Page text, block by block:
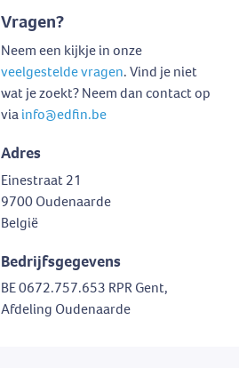
Vragen?
Neem een kijkje in onze
veelgestelde vragen. Vind je niet
wat je zoekt? Neem dan contact op
viainfo@edfin.be
Adres
Einestraat 21
9700 Oudenaarde
België
Bedrijfsgegevens
BE 0672.757.653 RPR Gent,
Afdeling Oudenaarde